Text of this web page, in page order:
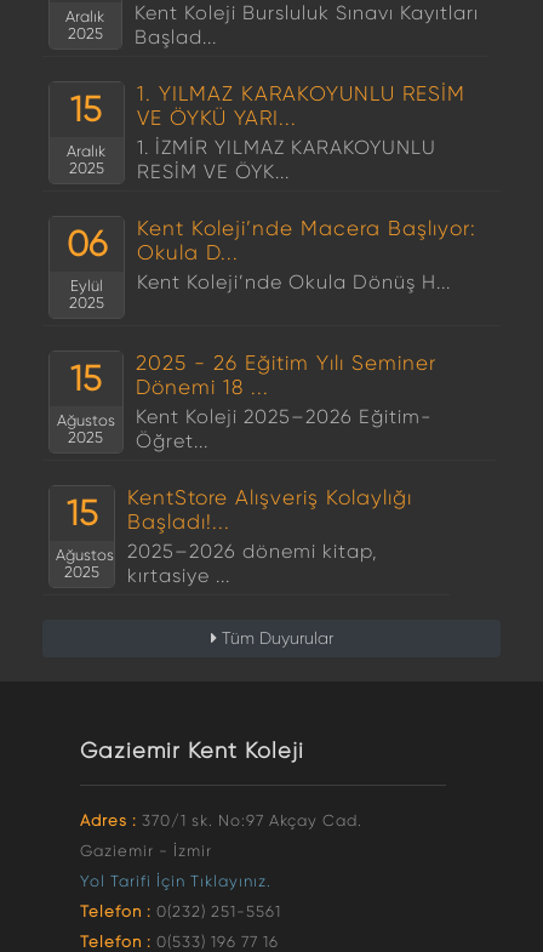
Aralık
2025
Kent Koleji Bursluluk Sınavı Kayıtları
Başlad...
15
Aralık
2025
1. YILMAZ KARAKOYUNLU RESİM
VE ÖYKÜ YARI...
1. İZMİR YILMAZ KARAKOYUNLU
RESİM VE ÖYK...
06
Eylül
2025
Kent Koleji’nde Macera Başlıyor:
Okula D...
Kent Koleji’nde Okula Dönüş H...
15
Ağustos
2025
2025 - 26 Eğitim Yılı Seminer
Dönemi 18 ...
Kent Koleji 2025–2026 Eğitim-
Öğret...
15
Ağustos
2025
KentStore Alışveriş Kolaylığı
Başladı!...
2025–2026 dönemi kitap,
kırtasiye ...
Tüm Duyurular
Gaziemir Kent Koleji
Adres : 370/1 sk. No:97 Akçay Cad.
Gaziemir - İzmir
Yol Tarifi İçin Tıklayınız.
Telefon : 0(232) 251-5561
Telefon : 0(533) 196 77 16